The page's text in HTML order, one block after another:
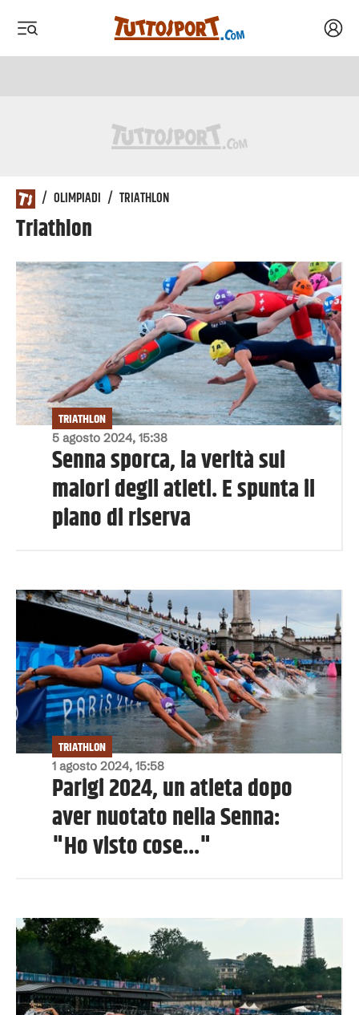
/ OLIMPIADI / TRIATHLON
Triathlon
5 agosto 2024, 15:38
TRIATHLON
Senna sporca, la verità sui
malori degli atleti. E spunta il
piano di riserva
1 agosto 2024, 15:58
TRIATHLON
Parigi 2024, un atleta dopo
aver nuotato nella Senna:
"Ho visto cose..."